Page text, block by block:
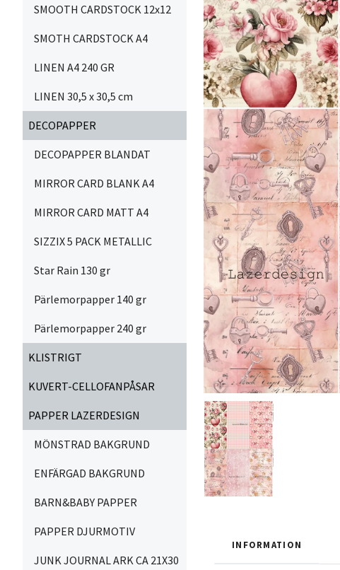
SMOOTH CARDSTOCK 12x12
SMOTH CARDSTOCK A4
LINEN A4 240 GR
LINEN 30,5 x 30,5 cm
DECOPAPPER
DECOPAPPER BLANDAT
MIRROR CARD BLANK A4
MIRROR CARD MATT A4
SIZZIX 5 PACK METALLIC
Star Rain 130 gr
Pärlemorpapper 140 gr
Pärlemorpapper 240 gr
KLISTRIGT
KUVERT-CELLOFANPÅSAR
PAPPER LAZERDESIGN
MÖNSTRAD BAKGRUND
ENFÄRGAD BAKGRUND
BARN&BABY PAPPER
PAPPER DJURMOTIV
JUNK JOURNAL ARK CA 21X30
INFORMATION